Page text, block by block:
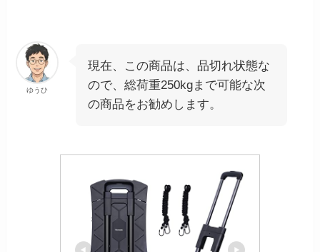
ゆうひ
現在、この商品は、品切れ状態な
ので、総荷重250kgまで可能な次
の商品をお勧めします。